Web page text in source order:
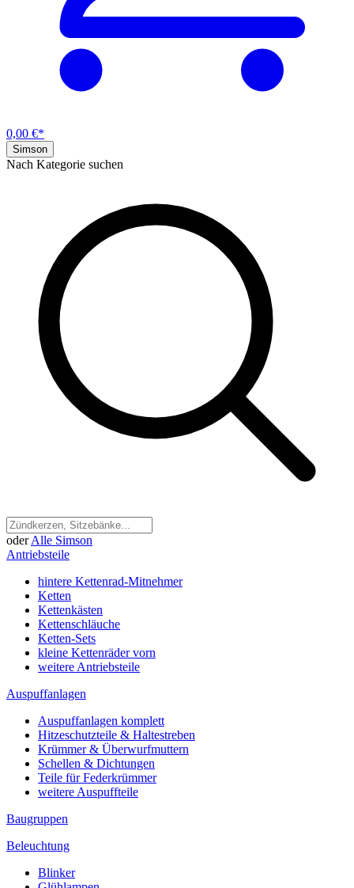
0,00 €*
Simson
Nach Kategorie suchen
oder Alle Simson
Antriebsteile
hintere Kettenrad-Mitnehmer
Ketten
Kettenkästen
Kettenschläuche
Ketten-Sets
kleine Kettenräder vorn
weitere Antriebsteile
Auspuffanlagen
Auspuffanlagen komplett
Hitzeschutzteile & Haltestreben
Krümmer & Überwurfmuttern
Schellen & Dichtungen
Teile für Federkrümmer
weitere Auspuffteile
Baugruppen
Beleuchtung
Blinker